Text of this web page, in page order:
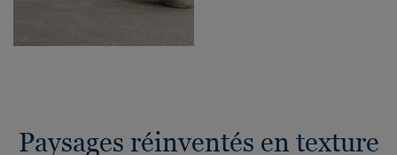
Paysages réinventés en texture